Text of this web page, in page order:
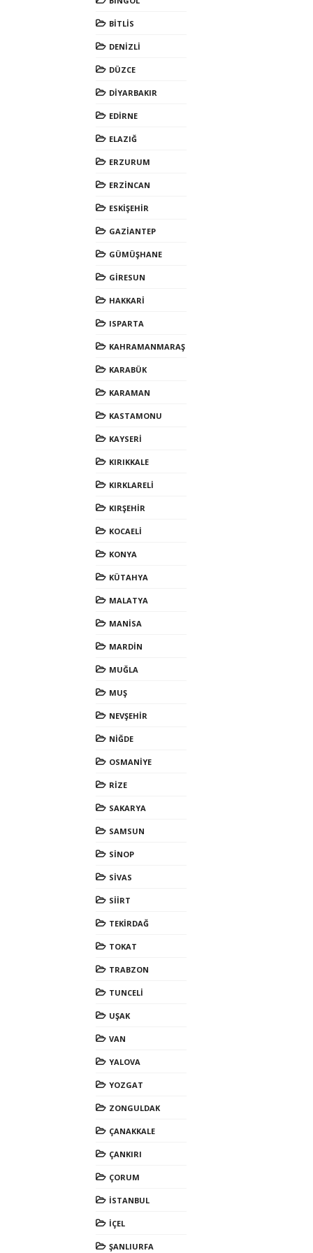
BİTLİS
DENİZLİ
DÜZCE
DİYARBAKIR
EDİRNE
ELAZIĞ
ERZURUM
ERZİNCAN
ESKİŞEHİR
GAZİANTEP
GÜMÜŞHANE
GİRESUN
HAKKARİ
ISPARTA
KAHRAMANMARAŞ
KARABÜK
KARAMAN
KASTAMONU
KAYSERİ
KIRIKKALE
KIRKLARELİ
KIRŞEHİR
KOCAELİ
KONYA
KÜTAHYA
MALATYA
MANİSA
MARDİN
MUĞLA
MUŞ
NEVŞEHİR
NİĞDE
OSMANİYE
RİZE
SAKARYA
SAMSUN
SİNOP
SİVAS
SİİRT
TEKİRDAĞ
TOKAT
TRABZON
TUNCELİ
UŞAK
VAN
YALOVA
YOZGAT
ZONGULDAK
ÇANAKKALE
ÇANKIRI
ÇORUM
İSTANBUL
İÇEL
ŞANLIURFA